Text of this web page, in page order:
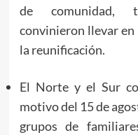
de comunidad,
convinieron llevar
la reunificación.
El Norte y el Sur
motivo del 15 de
grupos de